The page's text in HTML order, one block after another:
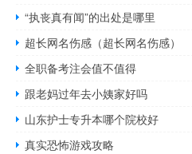
“执丧真有闻”的出处是哪里
超长网名伤感（超长网名伤感）
全职备考注会值不值得
跟老妈过年去小姨家好吗
山东护士专升本哪个院校好
真实恐怖游戏攻略